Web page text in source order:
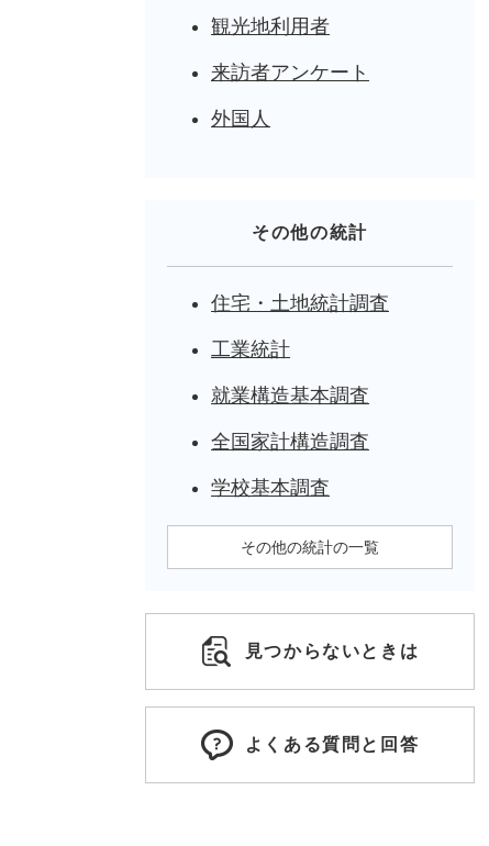
観光地利用者
来訪者アンケート
外国人
その他の統計
住宅・土地統計調査
工業統計
就業構造基本調査
全国家計構造調査
学校基本調査
その他の統計の一覧
見つからないときは
よくある質問と回答